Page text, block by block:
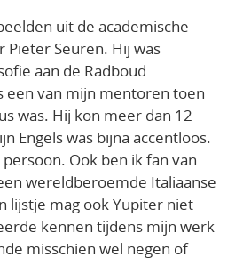
uit de academische
Pieter Seuren. Hij was
aan de Radboud
een van mijn mentoren toen
was. Hij kon meer dan 12
Engels was bijna accentloos.
Ook ben ik fan van
wereldberoemde Italiaanse
lijstje mag ook Yupiter niet
kennen tijdens mijn werk
misschien wel negen of